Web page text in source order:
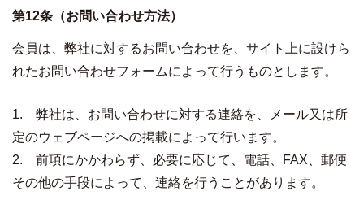
第12条（お問い合わせ方法）
会員は、弊社に対するお問い合わせを、サイト上に設けら
れたお問い合わせフォームによって行うものとします。
1. 弊社は、お問い合わせに対する連絡を、メール又は所
定のウェブページへの掲載によって行います。
2. 前項にかかわらず、必要に応じて、電話、FAX、郵便
その他の手段によって、連絡を行うことがあります。